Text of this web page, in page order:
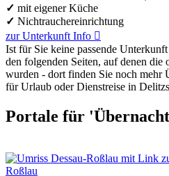
✓ mit eigener Küche
✓ Nichtrauchereinrichtung
zur Unterkunft Info 
Ist für Sie keine passende
den folgenden Seiten, auf denen die
wurden - dort finden Sie noch mehr
für Urlaub oder Dienstreise in
Portale für